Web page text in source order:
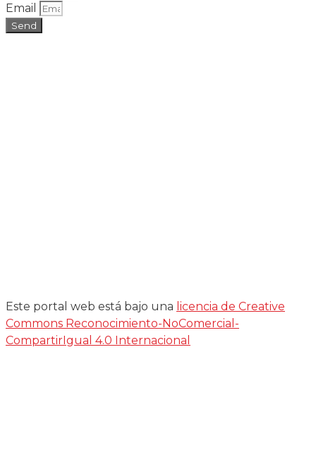
Email
Send
Este portal web está bajo una licencia de Creative
Commons Reconocimiento-NoComercial-
CompartirIgual 4.0 Internacional